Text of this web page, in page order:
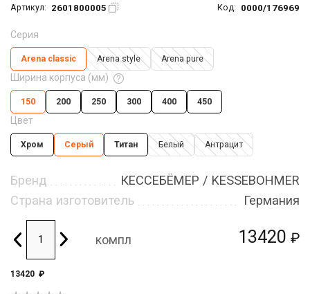
Артикул: 2601800005 Код: 0000/176969
13420 ₽
Серия
Arena classic Arena style Arena pure
Ширина корпуса (мм)
150 200 250 300 400 450
Цвет
Хром Серый Титан Белый Антрацит
Бренд
КЕССЕБЁМЕР / KESSEBOHMER
Страна изготовитель
Германия
компл
13420 ₽